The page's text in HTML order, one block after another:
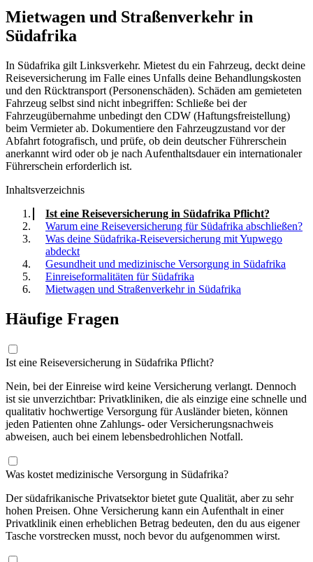
Mietwagen und Straßenverkehr in
Südafrika
In Südafrika gilt Linksverkehr. Mietest du ein Fahrzeug, deckt deine
Reiseversicherung im Falle eines Unfalls deine Behandlungskosten
und den Rücktransport (Personenschäden). Schäden am gemieteten
Fahrzeug selbst sind nicht inbegriffen: Schließe bei der
Fahrzeugübernahme unbedingt den CDW (Haftungsfreistellung)
beim Vermieter ab. Dokumentiere den Fahrzeugzustand vor der
Abfahrt fotografisch, und prüfe, ob dein deutscher Führerschein
anerkannt wird oder ob je nach Aufenthaltsdauer ein internationaler
Führerschein erforderlich ist.
Inhaltsverzeichnis
Ist eine Reiseversicherung in Südafrika Pflicht?
Warum eine Reiseversicherung für Südafrika abschließen?
Was deine Südafrika-Reiseversicherung mit Yupwego
abdeckt
Gesundheit und medizinische Versorgung in Südafrika
Einreiseformalitäten für Südafrika
Mietwagen und Straßenverkehr in Südafrika
Häufige Fragen
Ist eine Reiseversicherung in Südafrika Pflicht?
Nein, bei der Einreise wird keine Versicherung verlangt. Dennoch
ist sie unverzichtbar: Privatkliniken, die als einzige eine schnelle und
qualitativ hochwertige Versorgung für Ausländer bieten, können
jeden Patienten ohne Zahlungs- oder Versicherungsnachweis
abweisen, auch bei einem lebensbedrohlichen Notfall.
Was kostet medizinische Versorgung in Südafrika?
Der südafrikanische Privatsektor bietet gute Qualität, aber zu sehr
hohen Preisen. Ohne Versicherung kann ein Aufenthalt in einer
Privatklinik einen erheblichen Betrag bedeuten, den du aus eigener
Tasche vorstrecken musst, noch bevor du aufgenommen wirst.